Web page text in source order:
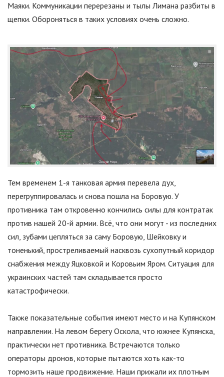
Маяки. Коммуникации перерезаны и тылы Лимана разбиты в
щепки. Обороняться в таких условиях очень сложно.
Тем временем 1-я танковая армия перевела дух,
перегруппировалась и снова пошла на Боровую. У
противника там откровенно кончились силы для контратак
против нашей 20-й армии. Всё, что они могут - из последних
сил, зубами цепляться за саму Боровую, Шейковку и
тоненький, простреливаемый насквозь сухопутный коридор
снабжения между Яцковкой и Коровьим Яром. Ситуация для
украинских частей там складывается просто
катастрофически.
Также показательные события имеют место и на Купянском
направлении. На левом берегу Оскола, что южнее Купянска,
практически нет противника. Встречаются только
операторы дронов, которые пытаются хоть как-то
тормозить наше продвижение. Наши прижали их плотным